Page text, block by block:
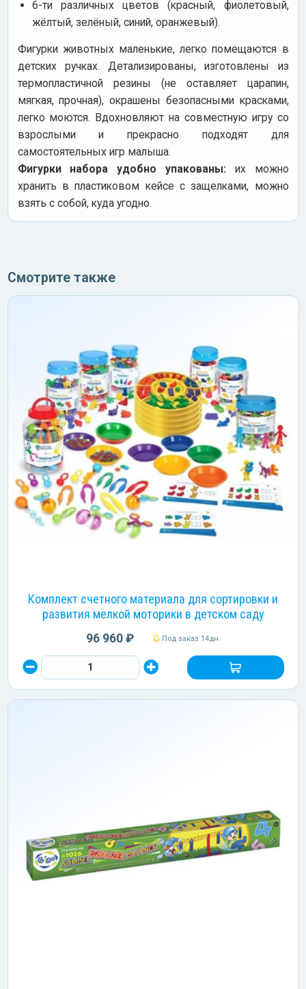
6-ти различных цветов (красный, фиолетовый,
жёлтый, зелёный, синий, оранжевый).
Фигурки животных маленькие, легко помещаются в
детских ручках. Детализированы, изготовлены из
термопластичной резины (не оставляет царапин,
мягкая, прочная), окрашены безопасными красками,
легко моются. Вдохновляют на совместную игру со
взрослыми и прекрасно подходят для
самостоятельных игр малыша.
Фигурки набора удобно упакованы: их можно
хранить в пластиковом кейсе с защелками, можно
взять с собой, куда угодно.
Смотрите также
Комплект счетного материала для сортировки и
развития мелкой моторики в детском саду
96 960 ₽ Под заказ 14дн.